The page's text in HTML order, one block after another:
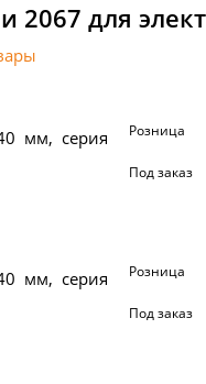
2067 для
мм, серия
Розница
Под заказ
мм, серия
Розница
Под заказ